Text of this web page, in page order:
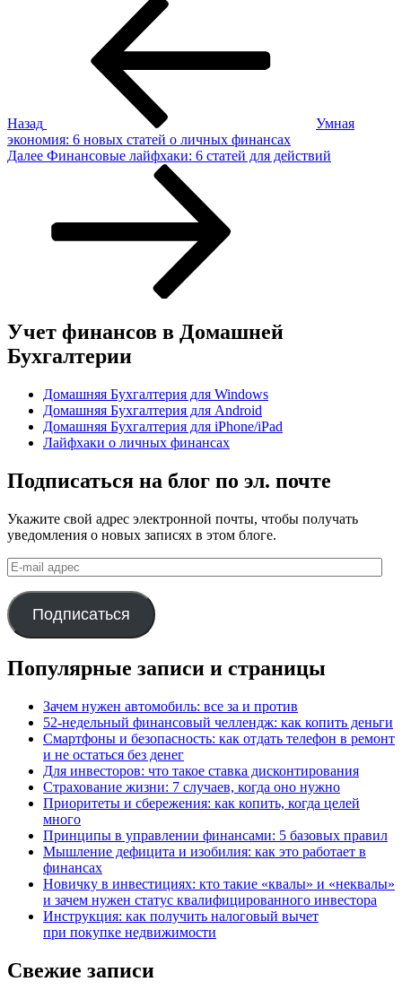
Назад
Умная
экономия: 6 новых статей о личных финансах
Следующая
Далее Финансовые лайфхаки: 6 статей для действий
Учет финансов в Домашней
Бухгалтерии
Домашняя Бухгалтерия для Windows
Домашняя Бухгалтерия для Android
Домашняя Бухгалтерия для iPhone/iPad
Лайфхаки о личных финансах
Подписаться на блог по эл. почте
Укажите свой адрес электронной почты, чтобы получать
уведомления о новых записях в этом блоге.
E-
mail
адрес
Подписаться
Популярные записи и страницы
Зачем нужен автомобиль: все за и против
52-недельный финансовый челлендж: как копить деньги
Смартфоны и безопасность: как отдать телефон в ремонт
и не остаться без денег
Для инвесторов: что такое ставка дисконтирования
Страхование жизни: 7 случаев, когда оно нужно
Приоритеты и сбережения: как копить, когда целей
много
Принципы в управлении финансами: 5 базовых правил
Мышление дефицита и изобилия: как это работает в
финансах
Новичку в инвестициях: кто такие «квалы» и «неквалы»
и зачем нужен статус квалифицированного инвестора
Инструкция: как получить налоговый вычет
при покупке недвижимости
Свежие записи